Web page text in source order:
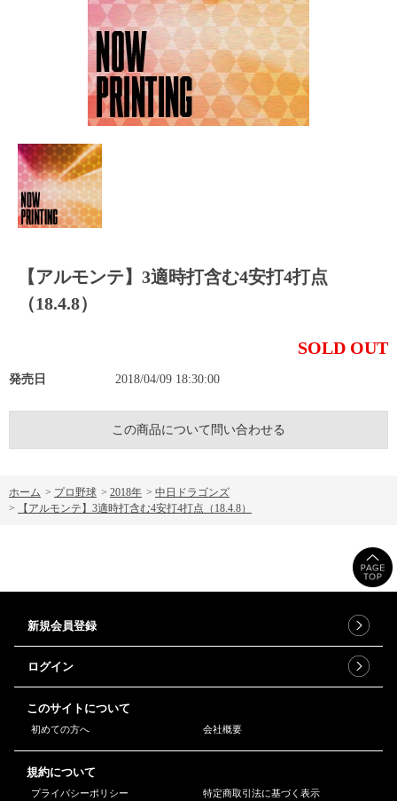
【アルモンテ】3適時打含む4安打4打点
（18.4.8）
SOLD OUT
発売日 2018/04/09 18:30:00
この商品について問い合わせる
ホーム > プロ野球 > 2018年 > 中日ドラゴンズ
>
【アルモンテ】3適時打含む4安打4打点（18.4.8）
新規会員登録
ログイン
このサイトについて
初めての方へ 会社概要
規約について
プライバシーポリシー 特定商取引法に基づく表示